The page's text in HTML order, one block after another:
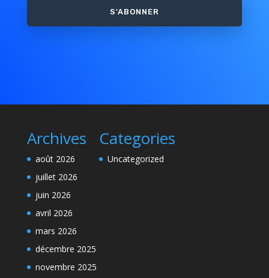
S'ABONNER
Archives
août 2026
juillet 2026
juin 2026
avril 2026
mars 2026
décembre 2025
novembre 2025
Categories
Uncategorized